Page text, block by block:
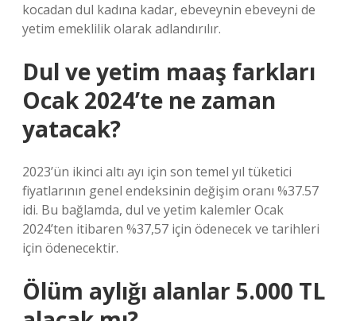
kocadan dul kadına kadar, ebeveynin ebeveyni de
yetim emeklilik olarak adlandırılır.
Dul ve yetim maaş farkları
Ocak 2024’te ne zaman
yatacak?
2023’ün ikinci altı ayı için son temel yıl tüketici
fiyatlarının genel endeksinin değişim oranı %37.57
idi. Bu bağlamda, dul ve yetim kalemler Ocak
2024’ten itibaren %37,57 için ödenecek ve tarihleri ​​
için ödenecektir.
Ölüm aylığı alanlar 5.000 TL